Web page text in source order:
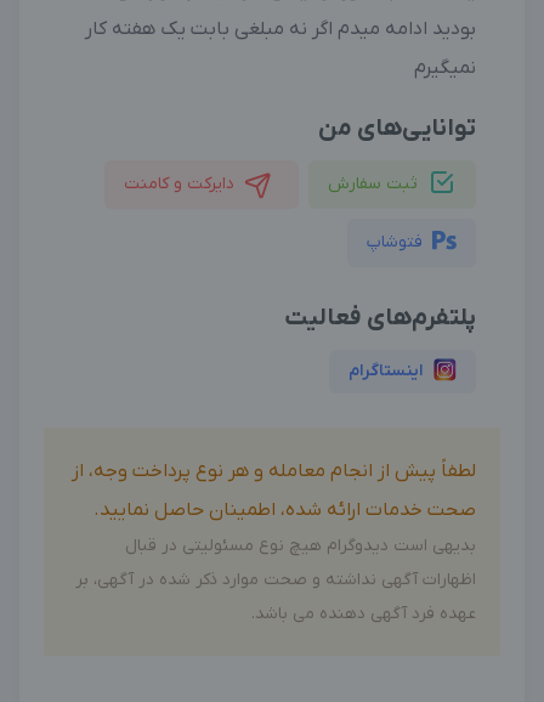
بودید ادامه میدم اگر نه مبلغی بابت یک هفته کار
نمیگیرم
توانایی‌های من
ثبت سفارش دایرکت و کامنت
فتوشاپ
پلتفرم‌های فعالیت
اینستاگرام
لطفاً پیش از انجام معامله و هر نوع پرداخت وجه، از
صحت خدمات ارائه شده، اطمینان حاصل نمایید.
بدیهی است دیدوگرام هیچ نوع مسئولیتی در قبال
اظهارات آگهی نداشته و صحت موارد ذکر شده در آگهی، بر
عهده فرد آگهی دهنده می باشد.